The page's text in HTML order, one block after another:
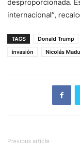
desproporcionada.
internacional”,
TAGS Donald Trump
invasión
Nicolás
Previous article